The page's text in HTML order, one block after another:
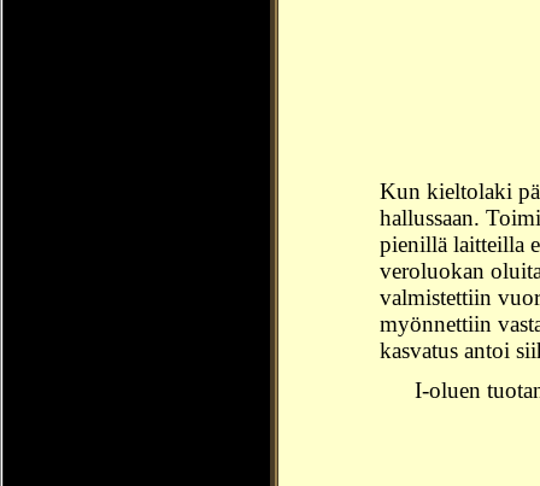
Kun kieltolaki
hallussaan.
pienillä laitteilla
veroluokan
valmistettiin
myönnettiin
kasvatus antoi
I-oluen